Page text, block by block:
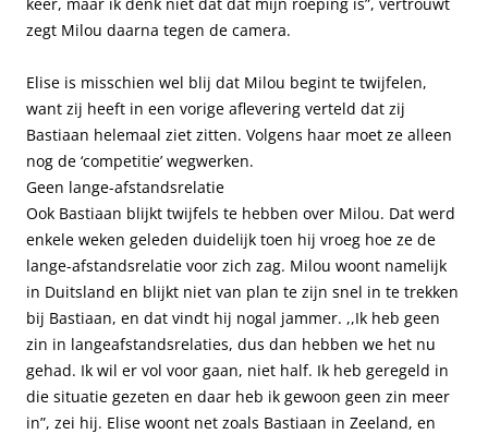
zegt Milou daarna tegen de camera.
Elise is misschien wel blij dat Milou begint te twijfelen,
want zij heeft in een vorige aflevering verteld dat zij
Bastiaan helemaal ziet zitten. Volgens haar moet ze alleen
nog de ‘competitie’ wegwerken.
Geen lange-afstandsrelatie
Ook Bastiaan blijkt twijfels te hebben over Milou. Dat werd
enkele weken geleden duidelijk toen hij vroeg hoe ze de
lange-afstandsrelatie voor zich zag. Milou woont namelijk
in Duitsland en blijkt niet van plan te zijn snel in te trekken
bij Bastiaan, en dat vindt hij nogal jammer. ,,Ik heb geen
zin in langeafstandsrelaties, dus dan hebben we het nu
gehad. Ik wil er vol voor gaan, niet half. Ik heb geregeld in
die situatie gezeten en daar heb ik gewoon geen zin meer
in”, zei hij. Elise woont net zoals Bastiaan in Zeeland, en